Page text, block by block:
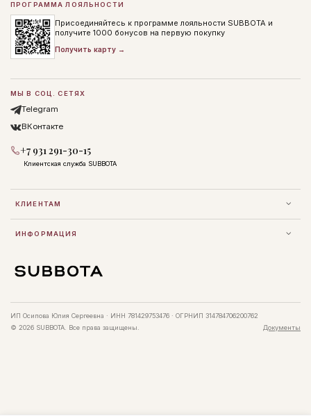
КЛИЕНТАМ
ИНФОРМАЦИЯ
ПРОГРАММА ЛОЯЛЬНОСТИ
Присоединяйтесь к программе лояльности SUBBOTA и
получите 1000 бонусов на первую покупку
Получить карту →
МЫ В СОЦ. СЕТЯХ
Telegram
ВКонтакте
+7 931 291-30-15
Клиентская служба SUBBOTA
ИП Осипова Юлия Сергеевна · ИНН 781429753476 · ОГРНИП 314784706200762
© 2026 SUBBOTA. Все права защищены.
Документы